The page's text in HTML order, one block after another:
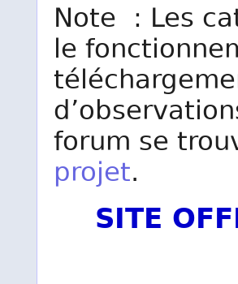
Note : Les
le
forum se
projet.
SITE